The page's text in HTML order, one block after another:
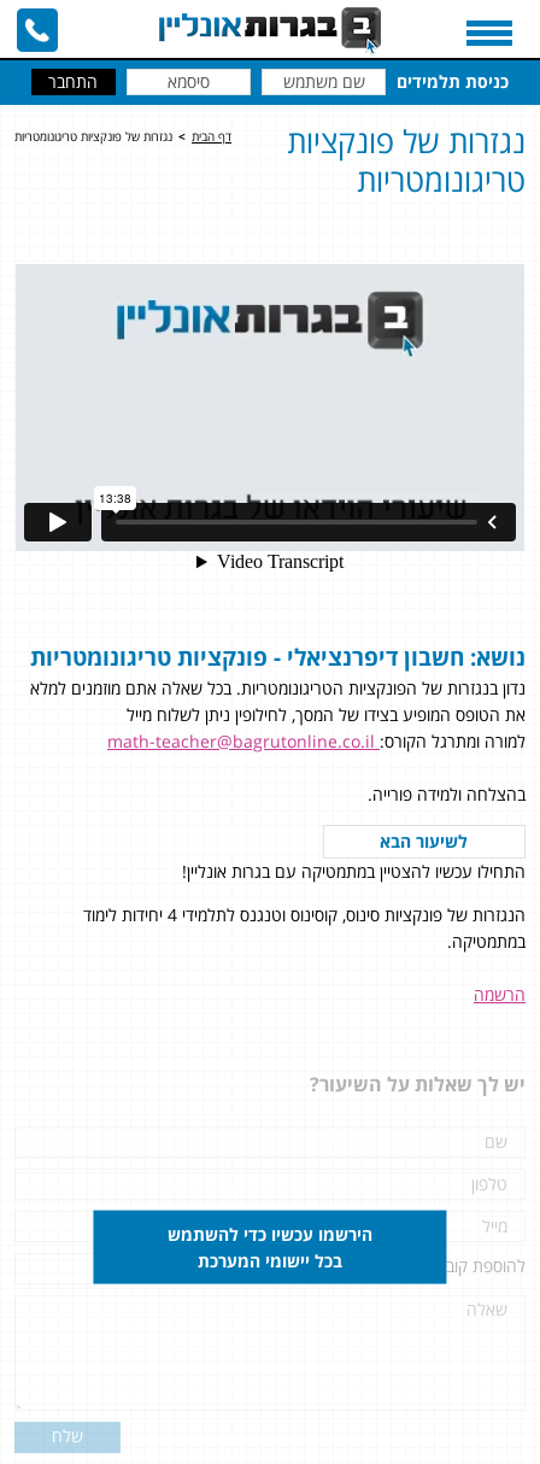
כניסת תלמידים
דף הבית > נגזרות של פונקציות טריגונומטריות
נגזרות של פונקציות
טריגונומטריות
נושא: חשבון דיפרנציאלי - פונקציות טריגונומטריות
נדון בנגזרות של הפונקציות הטריגונומטריות. בכל שאלה אתם מוזמנים למלא
את הטופס המופיע בצידו של המסך, לחילופין ניתן לשלוח מייל
למורה ומתרגל הקורס:
בהצלחה ולמידה פורייה.
לשיעור הבא
התחילו עכשיו להצטיין במתמטיקה עם בגרות אונליין!
הנגזרות של פונקציות סינוס, קוסינוס וטנגנס לתלמידי 4 יחידות לימוד
במתמטיקה.
הרשמה
יש לך שאלות על השיעור?
להוספת קובץ
שלח
הירשמו עכשיו כדי להשתמש
בכל יישומי המערכת